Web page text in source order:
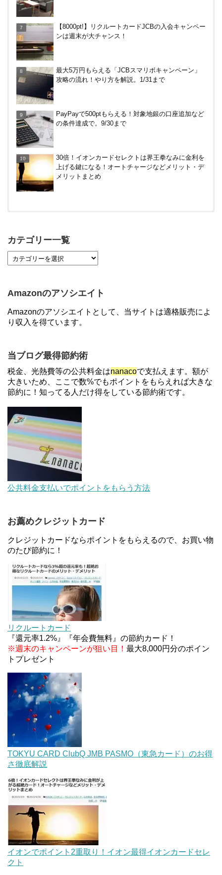
トリ、ビックカメラなど。～7/31
分がもらえるキャンペーン！9/17まで
【8000pt!】リクルートカードJCBの入会キャンペー
ンは週末が大チャンス！
最大5万円もらえる「JCBスマリボキャンペーン」
攻略の流れ！やり方を解説。1/31まで
PayPayで500ptもらえる！対象地銀の口座追加など
の条件達成で。9/30まで
30倍！イオンカードセレクトは界王拳なみに金利を
上げる鍵になる！オートチャージなどメリット・デ
メリットまとめ
【7/21まで】エアウォレット(COIN+)で最大98,300
【2倍増量】PayPayカード、まるごとフラットリボ
登録と3回利用で10000ptがもらえるキャンペーン！
3/31まで
【解決】マリオットボンヴォイにログインできな
い、パスワード変更不可の原因はコレでした。
住信SBIネット銀行のデビットカードPoint＋で最大
2%還元！V NEOバンクデビットとどっちが良い？
【対象者限定】楽天ペイで決済すると最大300ポイ
ントキャンペーン！～6/1
デジタルギフト改悪でいろいろ手数料徴収へ！8/3
～
au Pay等に等価交換できる「えらべるギフト」がフ
ァミリマートとミニストップで登場！WAON1%還
元で新ルート誕生！？
JCBカードWでApple Pay追加時のナビダイヤル
0570を回避する方法
ソニーフィナンシャルグループの株主限定！2万円
もらえる口座開設キャンペーン。7/31まで
カテゴリー一覧
Amazonのアソシエイト
Amazonのアソシエイトとして、当サイトは適格販売によ
り収入を得ています。
当ブログ最得節約術
税金、光熱費等の公共料金はnanacoで支払えます。額が
大きいため、ここで数%でもポイントをもらえれば大きな
節約に！知ってる人だけ得をしている節約術です。
公共料金支払いでポイントをもらう方法
お薦めクレジットカード
クレジットカードならポイントをもらえるので、お買い物
のたび節約に！
リクルートカード
『還元率1.2%』『年会費無料』の節約カード！
※週末のキャンペーンが狙い目！ 最大8,000円分のポイン
トプレゼント
TOKYU CARD ClubQ JMB PASMO（東急カード）のお得
さ徹底解説
イオンでポイント2重取り！イオン最得イオンカードセレ
クト